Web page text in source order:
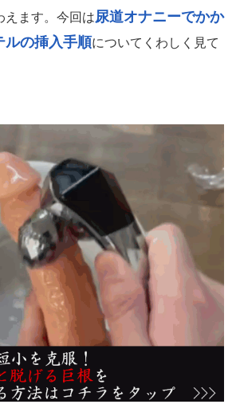
えます。今回は尿道オナニーでかか
ルの挿入手順についてくわしく見て